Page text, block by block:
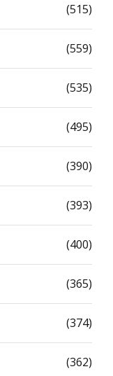
(515)
(559)
(535)
(495)
(390)
(393)
(400)
(365)
(374)
(362)